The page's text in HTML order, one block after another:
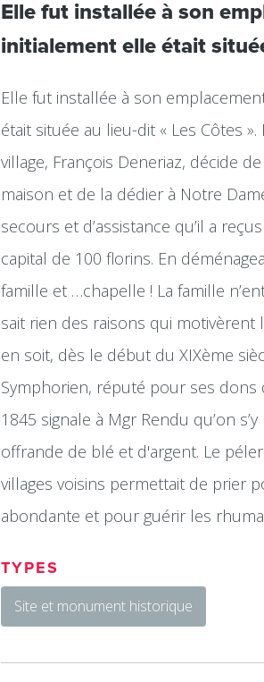
Elle fut installée à son
initialement elle était
Elle fut installée à son
était située au lieu-dit « Les Côtes
village, François Deneriaz, décide
maison et de la dédier à Notre
secours et d’assistance qu’il a
capital de 100 florins. En
famille et …chapelle ! La famille
sait rien des raisons qui motivèrent
en soit, dès le début du XIXème
Symphorien, réputé pour ses dons
1845 signale à Mgr Rendu qu’on
offrande de blé et d'argent. Le
villages voisins permettait de prier
abondante et pour guérir les
TYPES
Site et monument historique